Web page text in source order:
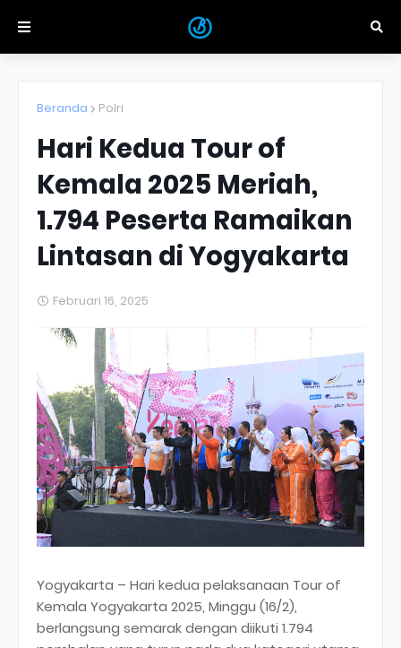
Beranda Polri
Hari Kedua Tour of
Kemala 2025 Meriah,
1.794 Peserta Ramaikan
Lintasan di Yogyakarta
Februari 16, 2025
Yogyakarta – Hari kedua pelaksanaan Tour of
Kemala Yogyakarta 2025, Minggu (16/2),
berlangsung semarak dengan diikuti 1.794